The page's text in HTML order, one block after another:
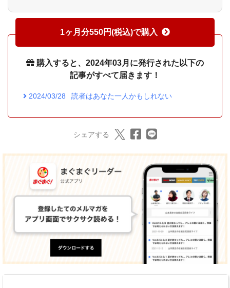
1ヶ月分550円(税込)で購入
購入すると、2024年03月に発行された以下の
記事がすべて届きます！
2024/03/28 読者はあなた一人かもしれない
シェアする